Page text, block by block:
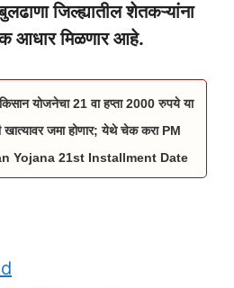
जिल्ह्यातील शेतकऱ्यांना
आधार मिळणार आहे.
योजनेचा 21 वा हप्ता 2000 रुपये या
खात्यावर जमा होणार; येथे चेक करा PM
Yojana 21st Installment Date